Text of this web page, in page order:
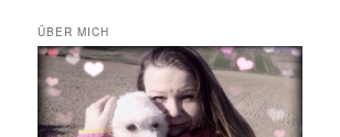
ÜBER MICH